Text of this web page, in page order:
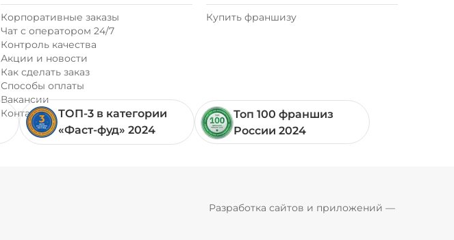
Корпоративные заказы
Чат с оператором 24/7
Контроль качества
Акции и новости
Как сделать заказ
Способы оплаты
Вакансии
Контакты
Купить франшизу
ТОП-3 в категории
«Фаст-фуд» 2024
Топ 100 франшиз
России 2024
Разработка сайтов и приложений —